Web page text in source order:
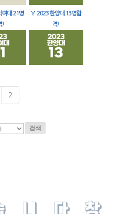
여대 21명
!
🏅 2023 한양대 13명합
격!
2
검색